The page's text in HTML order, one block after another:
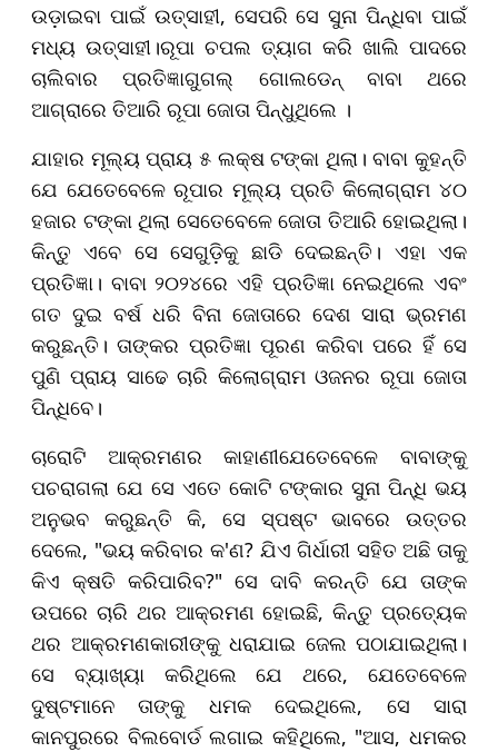
ଉଡ଼ାଇବା ପାଇଁ ଉତ୍ସାହୀ, ସେପରି ସେ ସୁନା ପିନ୍ଧିବା ପାଇଁ
ମଧ୍ୟ ଉତ୍ସାହୀ।ରୂପା ଚପଲ ତ୍ୟାଗ କରି ଖାଲି ପାଦରେ
ଚାଲିବାର ପ୍ରତିଜ୍ଞାଗୁଗଲ୍ ଗୋଲଡେନ୍ ବାବା ଥରେ
ଆଗ୍ରାରେ ତିଆରି ରୂପା ଜୋତା ପିନ୍ଧୁଥିଲେ ।
ଯାହାର ମୂଲ୍ୟ ପ୍ରାୟ ୫ ଲକ୍ଷ ଟଙ୍କା ଥିଲା। ବାବା କୁହନ୍ତି
ଯେ ଯେତେବେଳେ ରୂପାର ମୂଲ୍ୟ ପ୍ରତି କିଲୋଗ୍ରାମ ୪୦
ହଜାର ଟଙ୍କା ଥିଲା ସେତେବେଳେ ଜୋତା ତିଆରି ହୋଇଥିଲା।
କିନ୍ତୁ ଏବେ ସେ ସେଗୁଡ଼ିକୁ ଛାଡି ଦେଇଛନ୍ତି। ଏହା ଏକ
ପ୍ରତିଜ୍ଞା। ବାବା ୨୦୨୪ରେ ଏହି ପ୍ରତିଜ୍ଞା ନେଇଥିଲେ ଏବଂ
ଗତ ଦୁଇ ବର୍ଷ ଧରି ବିନା ଜୋତାରେ ଦେଶ ସାରା ଭ୍ରମଣ
କରୁଛନ୍ତି। ତାଙ୍କର ପ୍ରତିଜ୍ଞା ପୂରଣ କରିବା ପରେ ହିଁ ସେ
ପୁଣି ପ୍ରାୟ ସାଢେ ଚାରି କିଲୋଗ୍ରାମ ଓଜନର ରୂପା ଜୋତା
ପିନ୍ଧିବେ।
ଚାରୋଟି ଆକ୍ରମଣର କାହାଣୀଯେତେବେଳେ ବାବାଙ୍କୁ
ପଚରାଗଲା ଯେ ସେ ଏତେ କୋଟି ଟଙ୍କାର ସୁନା ପିନ୍ଧି ଭୟ
ଅନୁଭବ କରୁଛନ୍ତି କି, ସେ ସ୍ପଷ୍ଟ ଭାବରେ ଉତ୍ତର
ଦେଲେ, "ଭୟ କରିବାର କ'ଣ? ଯିଏ ଗିର୍ଧାରୀ ସହିତ ଅଛି ତାକୁ
କିଏ କ୍ଷତି କରିପାରିବ?" ସେ ଦାବି କରନ୍ତି ଯେ ତାଙ୍କ
ଉପରେ ଚାରି ଥର ଆକ୍ରମଣ ହୋଇଛି, କିନ୍ତୁ ପ୍ରତ୍ୟେକ
ଥର ଆକ୍ରମଣକାରୀଙ୍କୁ ଧରାଯାଇ ଜେଲ ପଠାଯାଇଥିଲା।
ସେ ବ୍ୟାଖ୍ୟା କରିଥିଲେ ଯେ ଥରେ, ଯେତେବେଳେ
ଦୁଷ୍ଟମାନେ ତାଙ୍କୁ ଧମକ ଦେଇଥିଲେ, ସେ ସାରା
କାନପୁରରେ ବିଲବୋର୍ଡ ଲଗାଇ କହିଥିଲେ, "ଆସ, ଧମକର